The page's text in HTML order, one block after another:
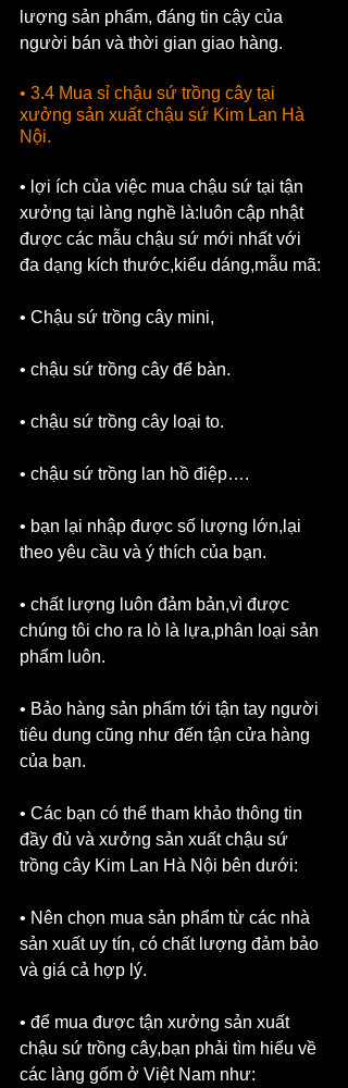
lượng sản phẩm, đáng tin cậy của
người bán và thời gian giao hàng.
• 3.4 Mua sỉ chậu sứ trồng cây tại
xưởng sản xuất chậu sứ Kim Lan Hà
Nội.
• lợi ích của việc mua chậu sứ tại tận
xưởng tại làng nghề là:luôn cập nhật
được các mẫu chậu sứ mới nhất với
đa dạng kích thước,kiểu dáng,mẫu mã:
• Chậu sứ trồng cây mini,
• chậu sứ trồng cây để bàn.
• chậu sứ trồng cây loại to.
• chậu sứ trồng lan hồ điệp….
• bạn lại nhập được số lượng lớn,lại
theo yêu cầu và ý thích của bạn.
• chất lượng luôn đảm bản,vì được
chúng tôi cho ra lò là lựa,phân loại sản
phẩm luôn.
• Bảo hàng sản phẩm tới tận tay người
tiêu dung cũng như đến tận cửa hàng
của bạn.
• Các bạn có thể tham khảo thông tin
đầy đủ và xưởng sản xuất chậu sứ
trồng cây Kim Lan Hà Nội bên dưới:
• Nên chọn mua sản phẩm từ các nhà
sản xuất uy tín, có chất lượng đảm bảo
và giá cả hợp lý.
• để mua được tận xưởng sản xuất
chậu sứ trồng cây,bạn phải tìm hiểu về
các làng gốm ở Việt Nam như: